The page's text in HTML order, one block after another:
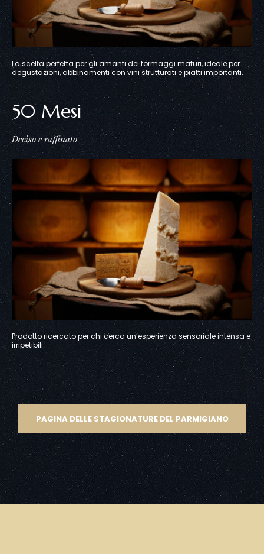
La scelta perfetta per gli amanti dei formaggi maturi, ideale per
degustazioni, abbinamenti con vini strutturati e piatti importanti.
50 Mesi
Deciso e raffinato
Prodotto ricercato per chi cerca un’esperienza sensoriale intensa e
irripetibili.
PAGINA DELLE STAGIONATURE DEL PARMIGIANO